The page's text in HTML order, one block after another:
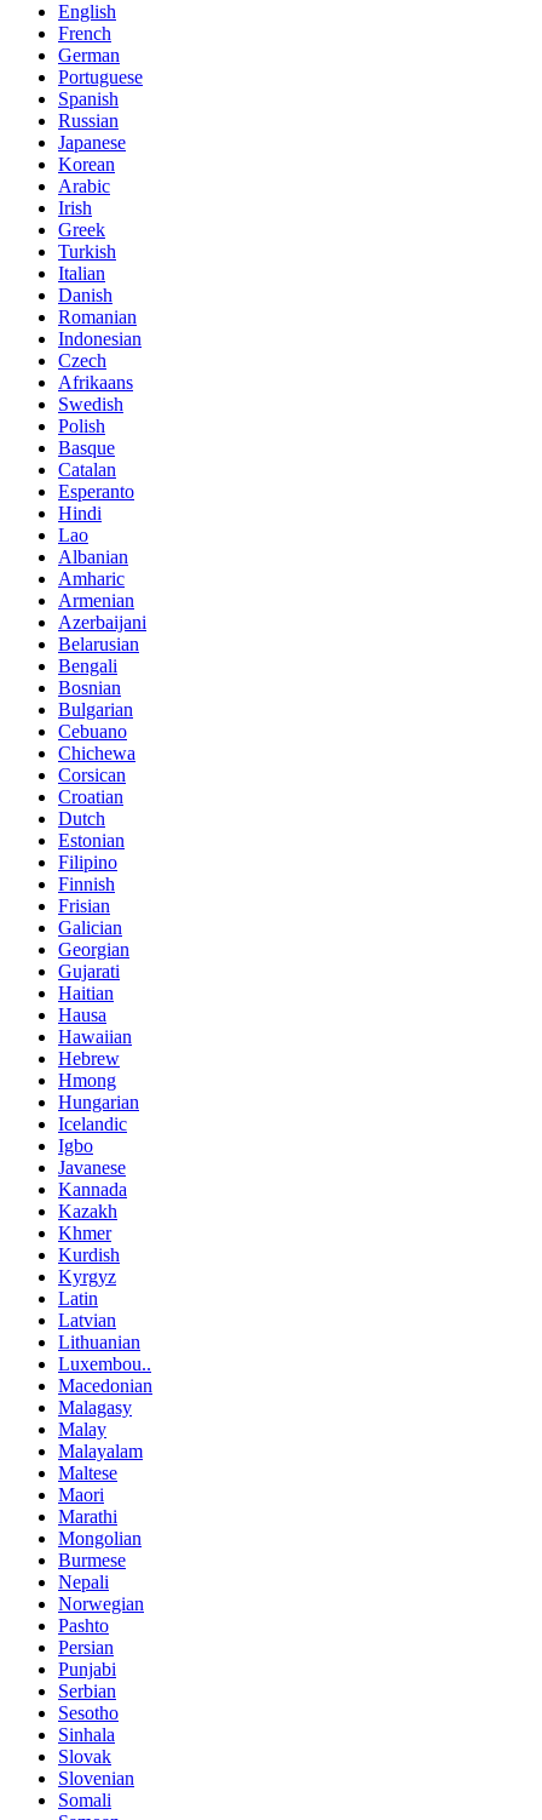
English
French
German
Portuguese
Spanish
Russian
Japanese
Korean
Arabic
Irish
Greek
Turkish
Italian
Danish
Romanian
Indonesian
Czech
Afrikaans
Swedish
Polish
Basque
Catalan
Esperanto
Hindi
Lao
Albanian
Amharic
Armenian
Azerbaijani
Belarusian
Bengali
Bosnian
Bulgarian
Cebuano
Chichewa
Corsican
Croatian
Dutch
Estonian
Filipino
Finnish
Frisian
Galician
Georgian
Gujarati
Haitian
Hausa
Hawaiian
Hebrew
Hmong
Hungarian
Icelandic
Igbo
Javanese
Kannada
Kazakh
Khmer
Kurdish
Kyrgyz
Latin
Latvian
Lithuanian
Luxembou..
Macedonian
Malagasy
Malay
Malayalam
Maltese
Maori
Marathi
Mongolian
Burmese
Nepali
Norwegian
Pashto
Persian
Punjabi
Serbian
Sesotho
Sinhala
Slovak
Slovenian
Somali